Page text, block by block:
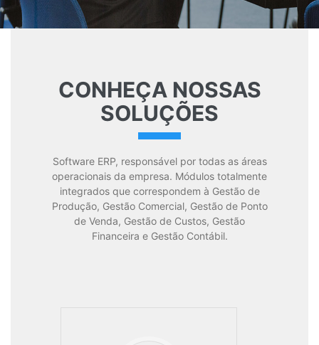
CONHEÇA NOSSAS
SOLUÇÕES
Software ERP, responsável por todas as áreas
operacionais da empresa. Módulos totalmente
integrados que correspondem à Gestão de
Produção, Gestão Comercial, Gestão de Ponto
de Venda, Gestão de Custos, Gestão
Financeira e Gestão Contábil.